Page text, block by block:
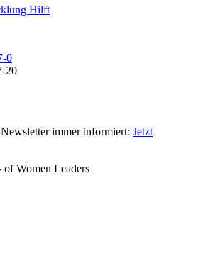
0
20
immer informiert: Jetzt